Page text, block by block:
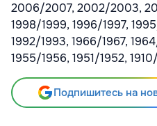
2006/2007, 2002/2003,
1998/1999, 1996/1997,
1992/1993, 1966/1967,
1955/1956, 1951/1952,
Подпишитесь на